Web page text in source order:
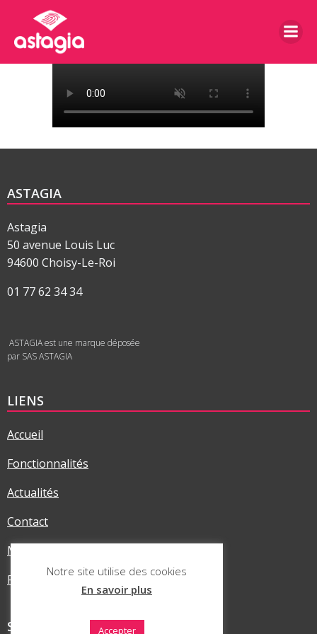
ASTAGIA
Astagia
50 avenue Louis Luc
94600 Choisy-Le-Roi
01 77 62 34 34
ASTAGIA est une marque déposée
par SAS ASTAGIA
LIENS
Accueil
Fonctionnalités
Actualités
Contact
Mentions légales
Politique RGPD
SUR LES RÉSEAUX
Notre site utilise des cookies
En savoir plus
Accepter